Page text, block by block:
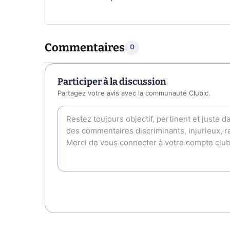
Commentaires 0
Participer à la discussion
Partagez votre avis avec la communauté Clubic.